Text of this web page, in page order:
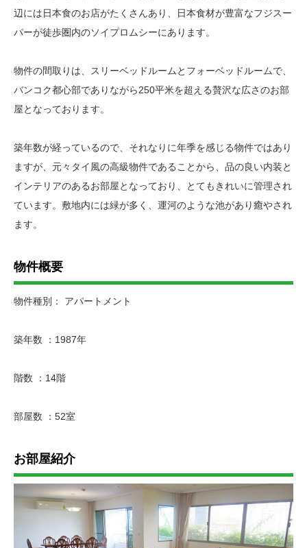
辺には日本食のお店がたくさんあり、日本食材が豊富なフジスー
パーが徒歩圏内のソイプロムシーにあります。
物件の間取りは、スリーベッドルームとフォーベッドルームで、
バンコク都心部でありながら250平米を超える贅沢な広さのお部
屋となっております。
築年数が経っているので、それなりに年季を感じる物件ではあり
ますが、元々タイ風の高級物件であることから、品の良い内装と
インテリアのあるお部屋となっており、とてもきれいに管理され
ています。敷地内には緑が多く、運河のような池があり癒やされ
ます。
物件概要
物件種別： アパートメント
築年数 ：1987年
階数 ：14階
部屋数 ：52室
お部屋紹介